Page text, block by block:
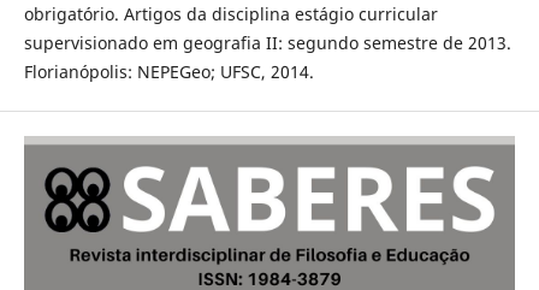
obrigatório. Artigos da disciplina estágio curricular
supervisionado em geografia II: segundo semestre de 2013.
Florianópolis: NEPEGeo; UFSC, 2014.